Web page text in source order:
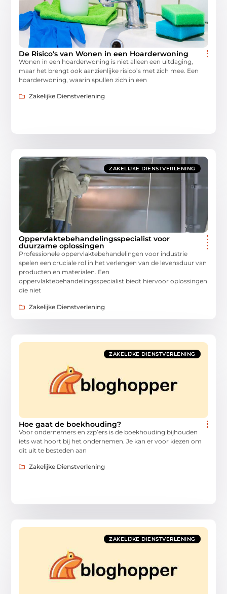
De Risico's van Wonen in een Hoarderwoning
Wonen in een hoarderwoning is niet alleen een uitdaging,
maar het brengt ook aanzienlijke risico’s met zich mee. Een
hoarderwoning, waarin spullen zich in een
Zakelijke Dienstverlening
ZAKELIJKE DIENSTVERLENING
Oppervlaktebehandelingsspecialist voor
duurzame oplossingen
Professionele oppervlaktebehandelingen voor industrie
spelen een cruciale rol in het verlengen van de levensduur van
producten en materialen. Een
oppervlaktebehandelingsspecialist biedt hiervoor oplossingen
die niet
Zakelijke Dienstverlening
ZAKELIJKE DIENSTVERLENING
Hoe gaat de boekhouding?
Voor ondernemers en zzp’ers is de boekhouding bijhouden
iets wat hoort bij het ondernemen. Je kan er voor kiezen om
dit uit te besteden aan
Zakelijke Dienstverlening
ZAKELIJKE DIENSTVERLENING